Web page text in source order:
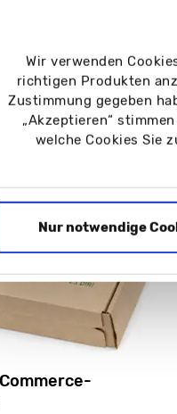
Wir verwenden
richtigen Produkten
Zustimmung gegeben
„Akzeptieren“
welche Cookies Sie
Nur notwendige
Box |
Box
macht aus kleinen
ein besonderes
Ob als
Jubiläumsgeschenk